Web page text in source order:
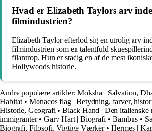
Hvad er Elizabeth Taylors arv
filmindustrien?
Elizabeth Taylor efterlod sig en utrolig arv
filmindustrien som en talentfuld
filantrop. Hun er stadig en af de mest
Hollywoods historie.
Andre populære artikler: Moksha | Salvation,
Habitat • Monacos flag | Betydning, farver,
Historie, Geografi • Black Hand | Den italienske
immigranter• Gary Hart | Biografi • Bambus •
Biografi, Filosofi, Vigtige Værker• Hermes |